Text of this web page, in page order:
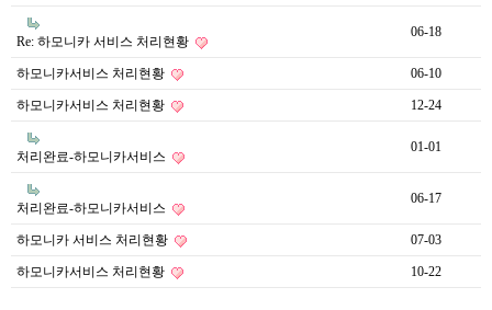
Re: 하모니카 서비스 처리현황
06-18
하모니카서비스 처리현황 06-10
하모니카서비스 처리현황 12-24
처리완료-하모니카서비스
01-01
처리완료-하모니카서비스
06-17
하모니카 서비스 처리현황 07-03
하모니카서비스 처리현황 10-22